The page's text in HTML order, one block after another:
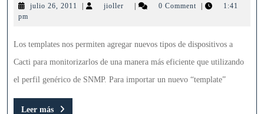
de
para
crear
nuevos
julio 26, 2011 julio
| jioller jioller
| 0 Comment |
1:41
pm
Los templates nos permiten agregar nuevos tipos de dispositivos a
Cacti para monitorizarlos de una manera más eficiente que utilizando
el perfil genérico de SNMP. Para importar un nuevo “template”
Leer más